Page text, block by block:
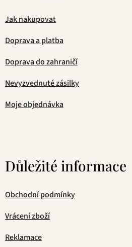
Jak nakupovat
Doprava a platba
Doprava do zahraničí
Nevyzvednuté zásilky
Moje objednávka
Důležité informace
Obchodní podmínky
Vrácení zboží
Reklamace